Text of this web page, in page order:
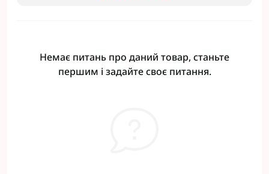
Немає питань про даний товар, станьте
першим і задайте своє питання.